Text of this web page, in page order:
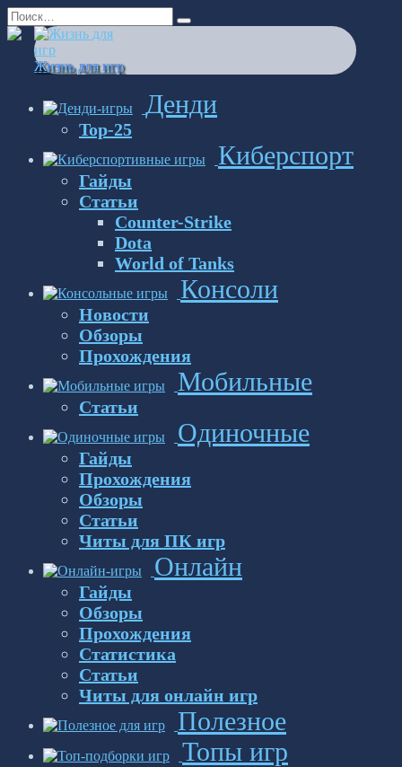
Перейти
к
содержанию
Search
for:
Жизнь для игр
Денди
Top-25
Киберспорт
Гайды
Статьи
Counter-Strike
Dota
World of Tanks
Консоли
Новости
Обзоры
Прохождения
Мобильные
Статьи
Одиночные
Гайды
Прохождения
Обзоры
Статьи
Читы для ПК игр
Онлайн
Гайды
Обзоры
Прохождения
Статистика
Статьи
Читы для онлайн игр
Полезное
Топы игр